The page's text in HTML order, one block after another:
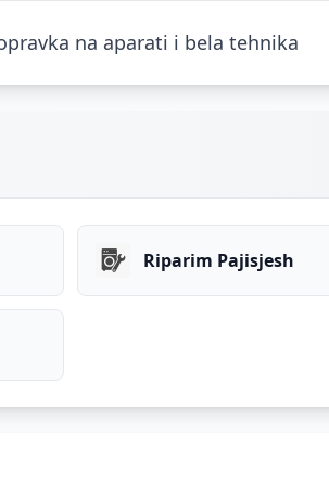
na aparati i bela tehnika
Riparim Pajisjesh